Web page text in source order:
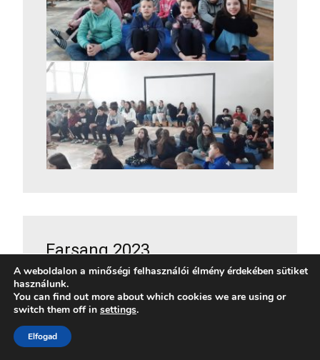
Farsang 2023
A weboldalon a minőségi felhasználói élmény érdekében sütiket
használunk.
You can find out more about which cookies we are using or
switch them off in settings.
Elfogad